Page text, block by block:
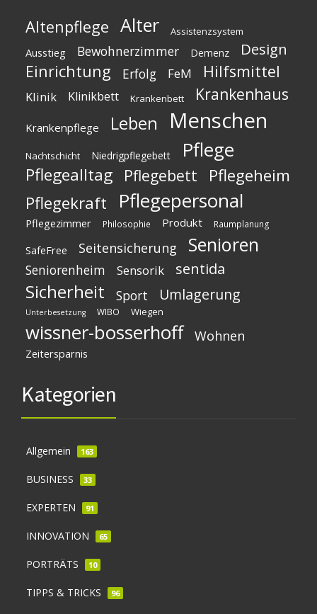
Altenpflege Alter Assistenzsystem
Ausstieg Bewohnerzimmer Demenz Design
Einrichtung Erfolg FeM Hilfsmittel
Klinik Klinikbett Krankenbett Krankenhaus
Krankenpflege Leben Menschen
Nachtschicht Niedrigpflegebett Pflege
Pflegealltag Pflegebett
Pflegeheim
Pflegekraft
Pflegepersonal
Pflegezimmer Philosophie Produkt Raumplanung
SafeFree Seitensicherung Senioren
Seniorenheim Sensorik sentida
Sicherheit Sport Umlagerung
Unterbesetzung WIBO Wiegen
wissner-bosserhoff Wohnen
Zeitersparnis
Kategorien
Allgemein 163
BUSINESS 33
EXPERTEN 91
INNOVATION 65
PORTRÄTS 10
TIPPS & TRICKS 96